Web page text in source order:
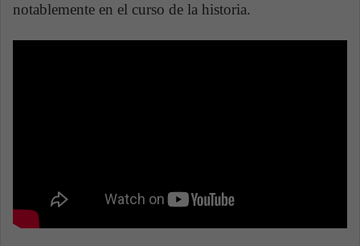
notablemente en el curso de la historia.